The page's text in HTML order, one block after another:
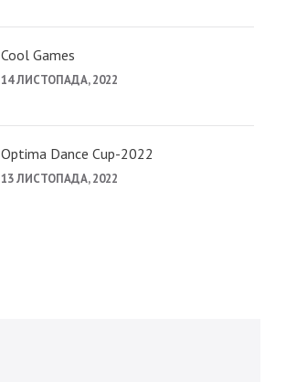
Cool Games
14 ЛИСТОПАДА, 2022
Optima Dance Cup-2022
13 ЛИСТОПАДА, 2022